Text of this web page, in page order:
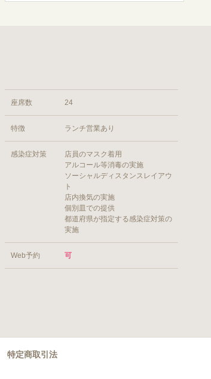
座席数 24
特徴 ランチ営業あり
感染症対策
店員のマスク着用
アルコール等消毒の実施
ソーシャルディスタンスレイアウ
ト
店内換気の実施
個別皿での提供
都道府県が指定する感染症対策の
実施
Web予約 可
特定商取引法